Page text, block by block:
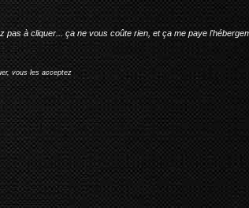
pas à cliquer... ça ne vous coûte rien, et ça me paye
vous les acceptez